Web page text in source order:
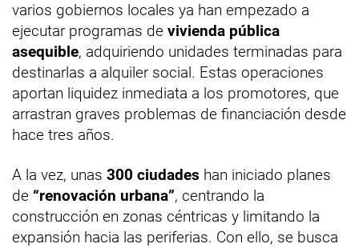
varios gobiernos locales ya han empezado a
ejecutar programas de vivienda pública
asequible, adquiriendo unidades terminadas para
destinarlas a alquiler social. Estas operaciones
aportan liquidez inmediata a los promotores, que
arrastran graves problemas de financiación desde
hace tres años.
A la vez, unas 300 ciudades han iniciado planes
de “renovación urbana”, centrando la
construcción en zonas céntricas y limitando la
expansión hacia las periferias. Con ello, se busca